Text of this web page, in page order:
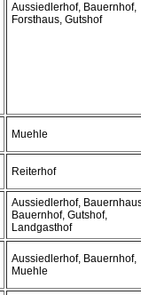
Aussiedlerhof, Bauernhof,
Forsthaus, Gutshof
Muehle
Reiterhof
Aussiedlerhof,
Bauernhof, Gutshof,
Landgasthof
Aussiedlerhof, Bauernhof,
Muehle